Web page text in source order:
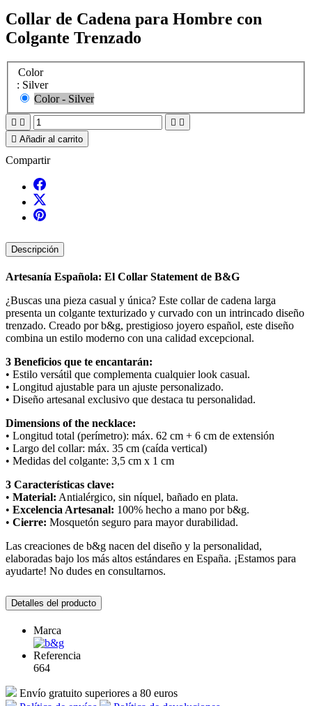
Collar de Cadena para Hombre con
Colgante Trenzado
Color
: Silver
Color - Silver
   
 Añadir al carrito
Compartir
Descripción
Artesanía Española: El Collar Statement de B&G
¿Buscas una pieza casual y única? Este collar de cadena larga
presenta un colgante texturizado y curvado con un intrincado diseño
trenzado. Creado por b&g, prestigioso joyero español, este diseño
combina un estilo moderno con una calidad excepcional.
3 Beneficios que te encantarán:
• Estilo versátil que complementa cualquier look casual.
• Longitud ajustable para un ajuste personalizado.
• Diseño artesanal exclusivo que destaca tu personalidad.
Dimensions of the necklace:
• Longitud total (perímetro): máx. 62 cm + 6 cm de extensión
• Largo del collar: máx. 35 cm (caída vertical)
• Medidas del colgante: 3,5 cm x 1 cm
3 Características clave:
• Material: Antialérgico, sin níquel, bañado en plata.
• Excelencia Artesanal: 100% hecho a mano por b&g.
• Cierre: Mosquetón seguro para mayor durabilidad.
Las creaciones de b&g nacen del diseño y la personalidad,
elaboradas bajo los más altos estándares en España. ¡Estamos para
ayudarte! No dudes en consultarnos.
Detalles del producto
Marca
Referencia
664
Envío gratuito superiores a 80 euros